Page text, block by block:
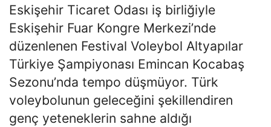
Eskişehir Ticaret Odası iş birliğiyle
Eskişehir Fuar Kongre Merkezi’nde
düzenlenen Festival Voleybol Altyapılar
Türkiye Şampiyonası Emincan Kocabaş
Sezonu’nda tempo düşmüyor. Türk
voleybolunun geleceğini şekillendiren
genç yeteneklerin sahne aldığı